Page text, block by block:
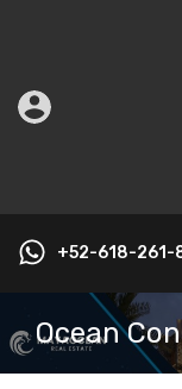
+52-618-261-
Ocean